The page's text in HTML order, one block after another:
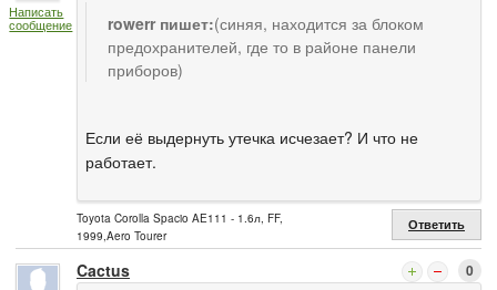
Написать
сообщение rowerr пишет:(синяя, находится за блоком
предохранителей, где то в районе панели
приборов)
Если её выдернуть утечка исчезает? И что не
работает.
Toyota Corolla Spacio AE111 - 1.6л, FF,
1999,Aero Tourer
Ответить
Cactus 0